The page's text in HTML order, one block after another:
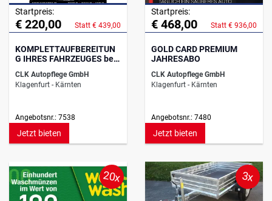
Startpreis:
€ 220,00 Statt € 439,00
KOMPLETTAUFBEREITUN
G IHRES FAHRZEUGES bei
CLK Autopflege GmbH
Klagenfurt - Kärnten
Angebotsnr.: 7538
Jetzt bieten
Startpreis:
€ 468,00 Statt € 936,00
GOLD CARD PREMIUM
JAHRESABO
CLK Autopflege GmbH
Klagenfurt - Kärnten
Angebotsnr.: 7480
Jetzt bieten
20x 3x